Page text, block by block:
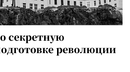
секретную
революции